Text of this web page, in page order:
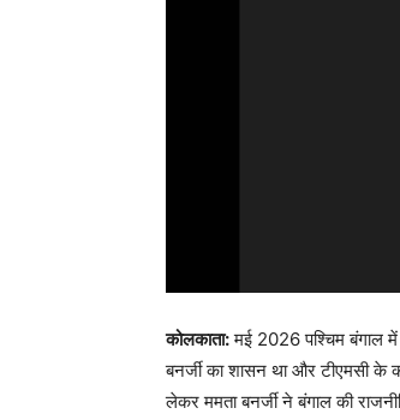
कोलकाता:मई 2026 पश्चिम बंगाल में
बनर्जी का शासन था और टीएमसी के
लेकर ममता बनर्जी ने बंगाल की